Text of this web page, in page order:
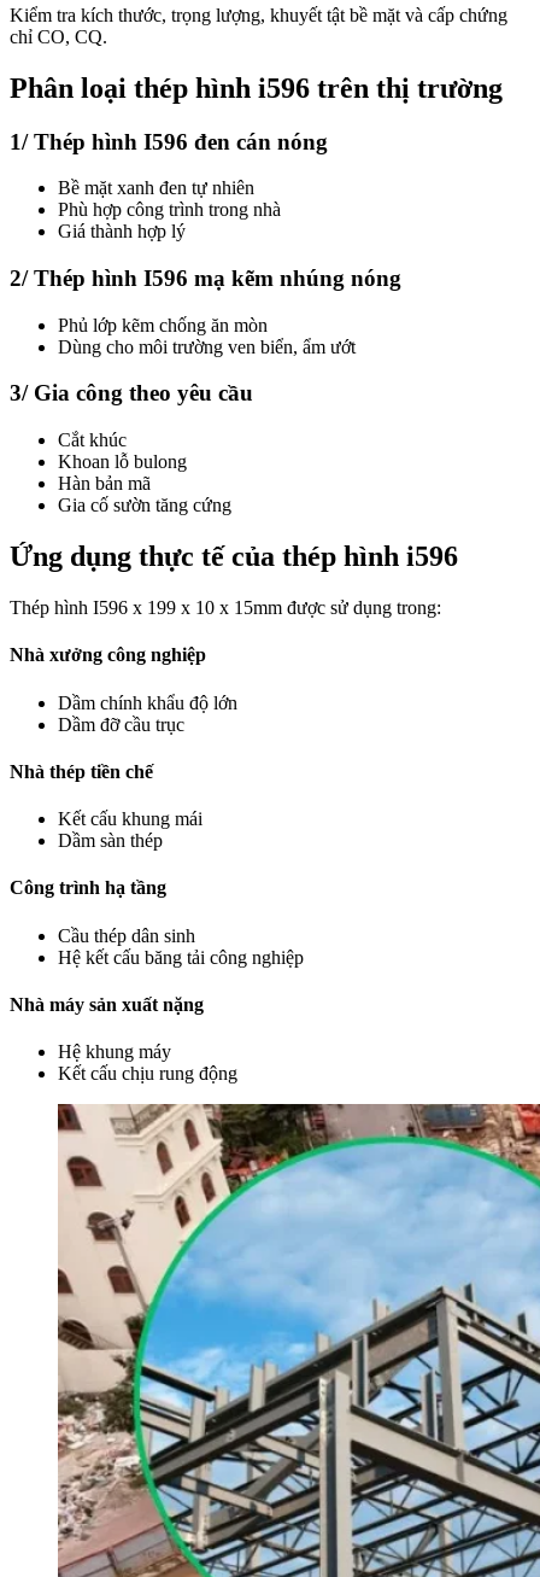
Kiểm tra kích thước, trọng lượng, khuyết tật bề mặt và cấp chứng
chỉ CO, CQ.
Phân loại thép hình i596 trên thị trường
1/ Thép hình I596 đen cán nóng
Bề mặt xanh đen tự nhiên
Phù hợp công trình trong nhà
Giá thành hợp lý
2/ Thép hình I596 mạ kẽm nhúng nóng
Phủ lớp kẽm chống ăn mòn
Dùng cho môi trường ven biển, ẩm ướt
3/ Gia công theo yêu cầu
Cắt khúc
Khoan lỗ bulong
Hàn bản mã
Gia cố sườn tăng cứng
Ứng dụng thực tế của thép hình i596
Thép hình I596 x 199 x 10 x 15mm được sử dụng trong:
Nhà xưởng công nghiệp
Dầm chính khẩu độ lớn
Dầm đỡ cầu trục
Nhà thép tiền chế
Kết cấu khung mái
Dầm sàn thép
Công trình hạ tầng
Cầu thép dân sinh
Hệ kết cấu băng tải công nghiệp
Nhà máy sản xuất nặng
Hệ khung máy
Kết cấu chịu rung động